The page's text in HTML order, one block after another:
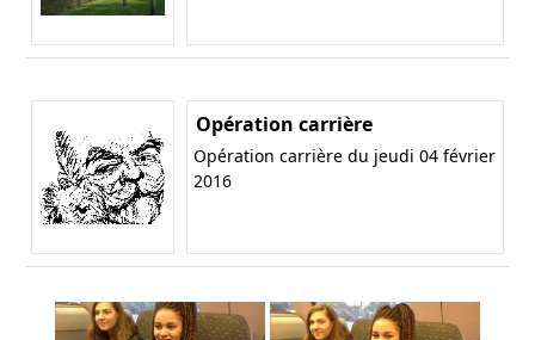
Opération carrière
Opération carrière du jeudi 04 février
2016